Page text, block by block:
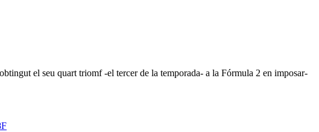
el seu quart triomf -el tercer de la temporada- a la Fórmula 2 en imposar-